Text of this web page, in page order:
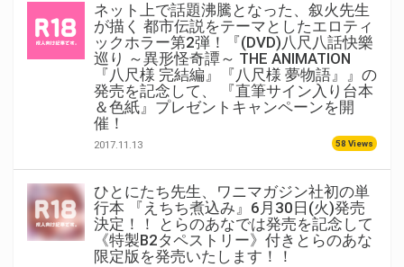
ネット上で話題沸騰となった、叙火先生
が描く 都市伝説をテーマとしたエロティ
ックホラー第2弾！『(DVD)八尺八話快樂
巡り ～異形怪奇譚～ THE ANIMATION
『八尺様 完結編』『八尺様 夢物語』』の
発売を記念して、 『直筆サイン入り台本
＆色紙』プレゼントキャンペーンを開
催！
2017.11.13 58 Views
ひとにたち先生、ワニマガジン社初の単
行本 『えちち煮込み』6月30日(火)発売
決定！！ とらのあなでは発売を記念して
《特製B2タペストリー》付きとらのあな
限定版を発売いたします！！